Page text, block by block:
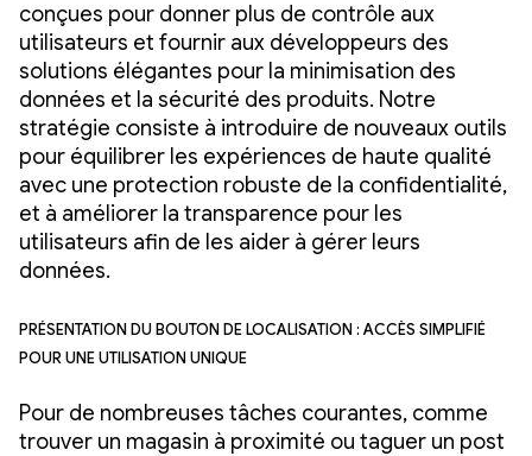
conçues pour donner plus de contrôle aux
utilisateurs et fournir aux développeurs des
solutions élégantes pour la minimisation des
données et la sécurité des produits. Notre
stratégie consiste à introduire de nouveaux outils
pour équilibrer les expériences de haute qualité
avec une protection robuste de la confidentialité,
et à améliorer la transparence pour les
utilisateurs afin de les aider à gérer leurs
données.
Présentation du bouton de localisation : accès simplifié
pour une utilisation unique
Pour de nombreuses tâches courantes, comme
trouver un magasin à proximité ou taguer un post